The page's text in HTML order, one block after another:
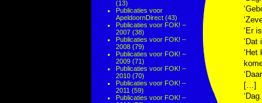
(13)
Publicaties voor
ApeldoornDirect (43)
Publicaties voor FOK! –
2007 (38)
Publicaties voor FOK! –
2008 (79)
Publicaties voor FOK! –
2009 (71)
Publicaties voor FOK! –
2010 (70)
Publicaties voor FOK! –
2011 (59)
Publicaties voor FOK! –
‘Er
‘Dat
[…]